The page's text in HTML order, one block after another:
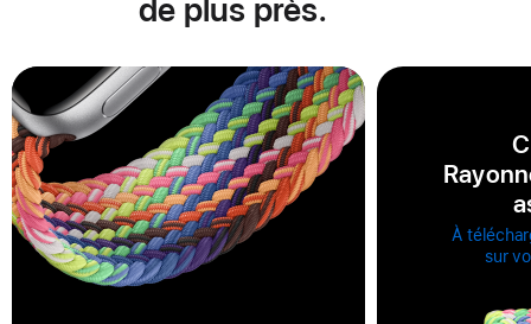
de plus près.
À
sur